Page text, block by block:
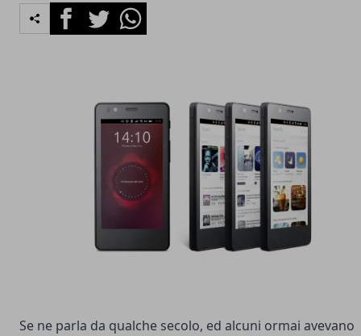
FacebookTwitterWhatsapp
Se ne parla da qualche secolo, ed alcuni ormai avevano